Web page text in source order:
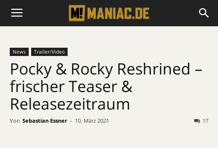
News Trailer/Video
Pocky & Rocky Reshrined –
frischer Teaser &
Releasezeitraum
Von Sebastian Essner - 10. März 2021 17